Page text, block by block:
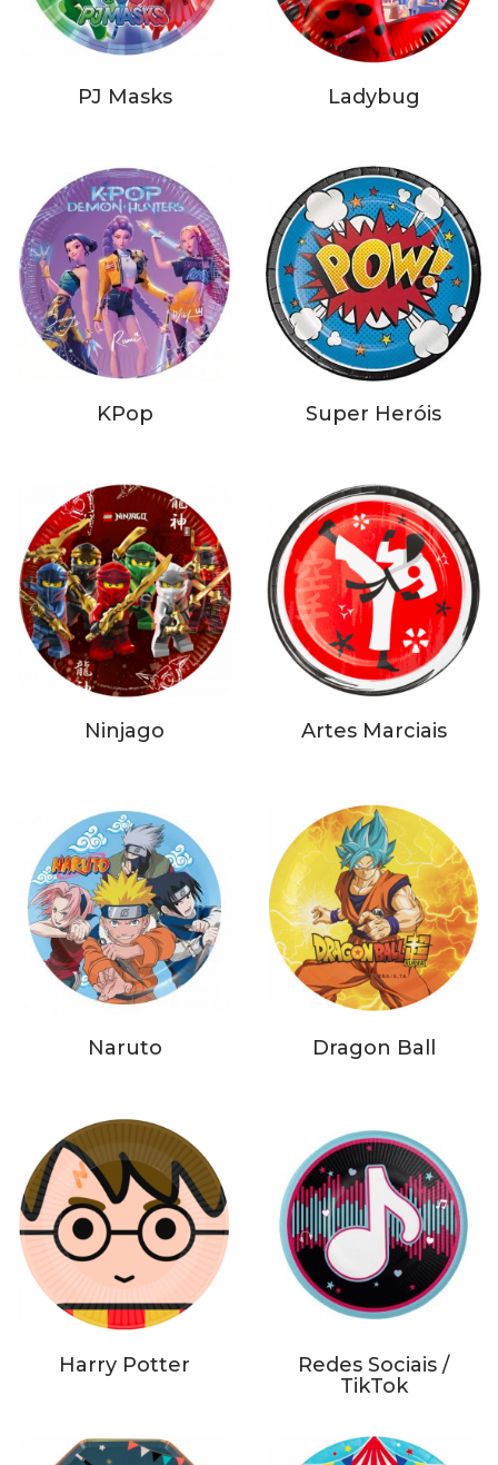
PJ Masks Ladybug
KPop Super Heróis
Ninjago Artes Marciais
Naruto Dragon Ball
Harry Potter
Redes Sociais /
TikTok